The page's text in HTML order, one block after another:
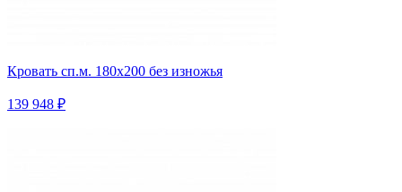
Кровать сп.м. 180х200 без изножья
139 948 ₽